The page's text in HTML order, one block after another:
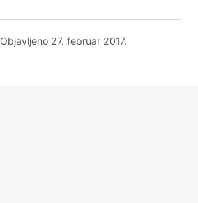
Objavljeno 27. februar 2017.